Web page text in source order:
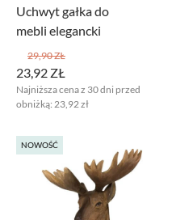
Uchwyt gałka do
mebli elegancki
23,92 ZŁ
29,90 ZŁ
Najniższa cena z 30 dni przed
obniżką: 23,92 zł
NOWOŚĆ